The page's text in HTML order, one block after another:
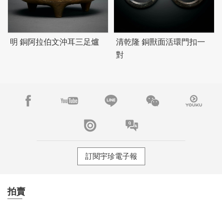
明 銅阿拉伯文沖耳三足爐
清乾隆 銅獸面活環門扣一
對
訂閱宇珍電子報
拍賣